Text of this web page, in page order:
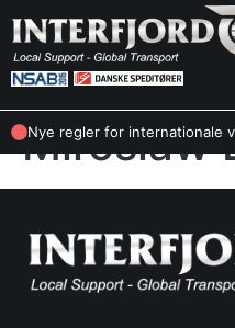
Nye regler for internationale
Mirosław